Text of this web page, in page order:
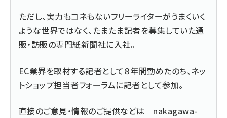
ただし、実力もコネもないフリーライターがうまくいく
ような世界ではなく、たまたま記者を募集していた通
販・訪販の専門紙新聞社に入社。
EC業界を取材する記者として８年間勤めたのち、ネッ
トショップ担当者フォーラムに記者として参加。
直接のご意見・情報のご提供などは nakagawa-